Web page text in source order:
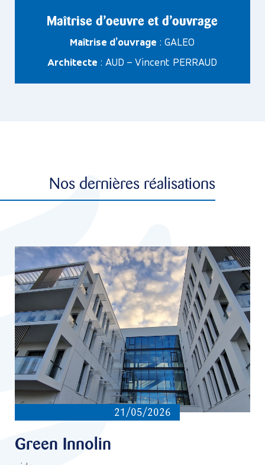
Maîtrise d’oeuvre et d’ouvrage
Maîtrise d’ouvrage : GALEO
Architecte : AUD – Vincent PERRAUD
Nos dernières réalisations
21/05/2026
Green Innolin